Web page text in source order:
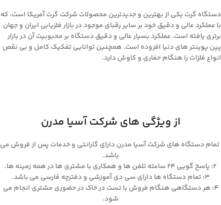
دستگاه گرت یکی از بهترین و جدیدترین محصولات شرکت گرت آمریکا است، که
با عملکرد عالی و دقیق خود بر سایر رقبای موجود در بازار فلزیابی ایران و جهان
برتری یافته است. عملکرد بسیار عالی و دقیق دستگاه بر محبوبیت آن در بازار
پین پوینتر های دنیا افزوده است. همچنین توانایی تفکیک کامل و بی نقص
انواع فلزات را هنگام حفاری و کاوش دارد.
از ویژگی های شرکت آسیا مدرن
تمام دستگاه های شرکت آسیا مدرن دارای گارانتی و خدمات پس از فروش می
باشد.
۲: پاسخ گویی ۲۴ ساعته تلفن ها و همکاری با مشتری ها در همه زمینه ها.
۳: تمام دستگاه ها دارای سی دی آموزشی و دفترچه فارسی می باشد.
۴: هر دستگاهی هنگام فروش با تست در خاک در حضوری مشتری انجام می
شود.